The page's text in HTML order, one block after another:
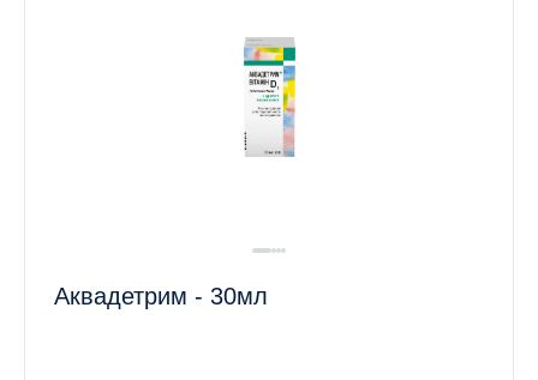
Аквадетрим - 30мл